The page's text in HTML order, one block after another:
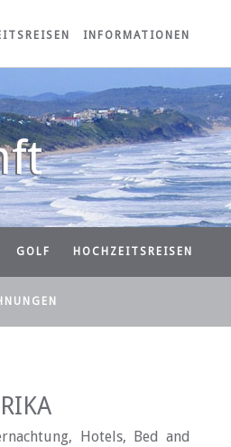
INFORMATIONEN
GOLF HOCHZEITSREISEN
Hotels, Bed and